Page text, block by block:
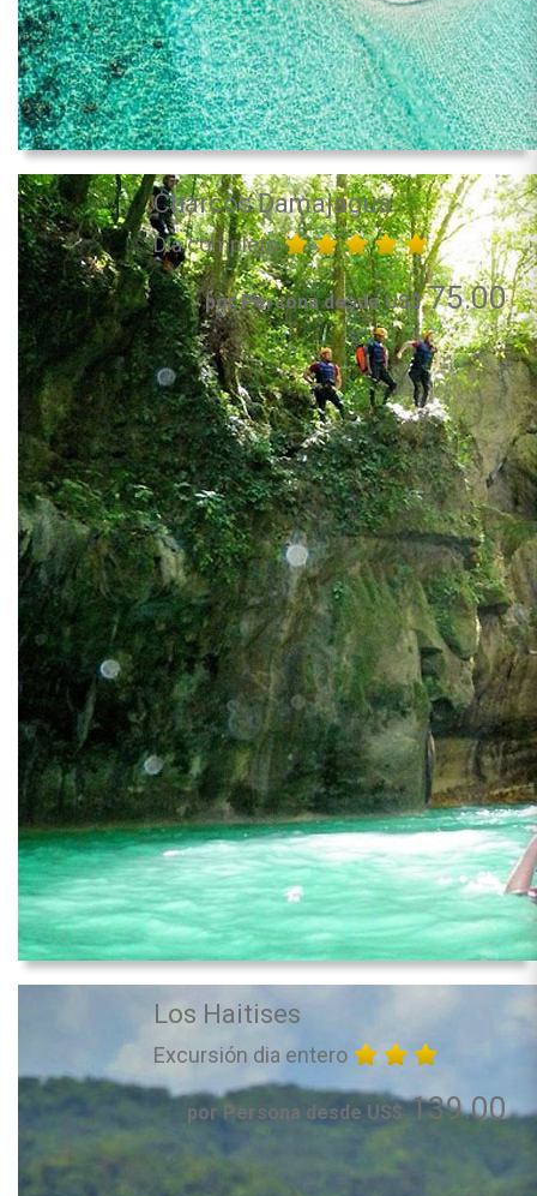
Charcos Damajagua
Día completo
por Persona desde US$75.00
Los Haitises
Excursión dia entero
por Persona desde US$139.00